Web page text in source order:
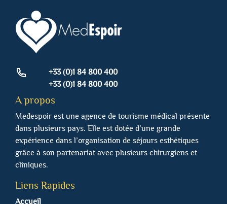
+33 (0)1 84 800 400
+33 (0)1 84 800 400
A propos
Medespoir est une agence de tourisme médical présente
dans plusieurs pays. Elle est dotée d’une grande
expérience dans l’organisation de séjours esthétiques
grâce à son partenariat avec plusieurs chirurgiens et
cliniques.
Liens Rapides
Accueil